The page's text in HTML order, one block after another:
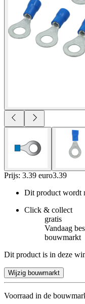
Prijs: 3.39 euro3.39
Dit product wordt
Click & collect
gratis
Vandaag
bouwmarkt
Dit product is in deze
Wijzig bouwmarkt
Voorraad in de